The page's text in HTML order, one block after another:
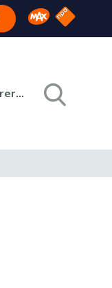
Omroep MAX
NPO
Registreren